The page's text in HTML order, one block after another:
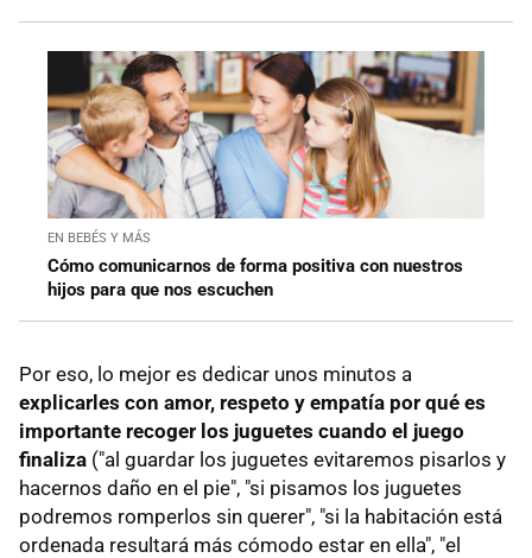
EN BEBÉS Y MÁS
Cómo comunicarnos de forma positiva con nuestros
hijos para que nos escuchen
Por eso, lo mejor es dedicar unos minutos a
explicarles con amor, respeto y empatía por qué es
importante recoger los juguetes cuando el juego
finaliza ("al guardar los juguetes evitaremos pisarlos y
hacernos daño en el pie", "si pisamos los juguetes
podremos romperlos sin querer", "si la habitación está
ordenada resultará más cómodo estar en ella", "el